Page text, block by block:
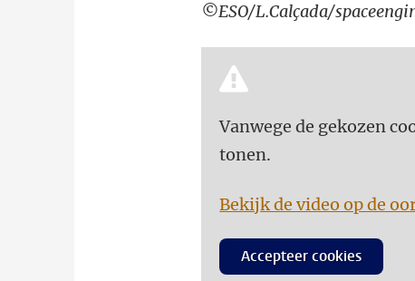
©ESO/L.Calçada/
Vanwege de gekozen
tonen.
Bekijk de video op de
Accepteer cookies